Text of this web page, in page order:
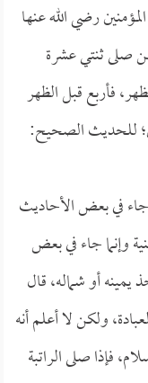
رضي الله عنها
صلى ثنتي عشرة
فأربع قبل الظهر
للحديث الصحيح:
جاء في بعض الأحاديث
وإنما جاء في بعض
يمينه أو شماله، قال
ولكن لا أعلم أنه
فإذا صلى الراتبة